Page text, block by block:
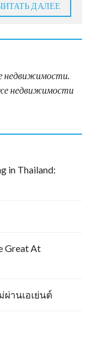
ДАЛЕЕ
недвижимости.
недвижимости
in Thailand:
Great At
ผ่านเอเย่นต์